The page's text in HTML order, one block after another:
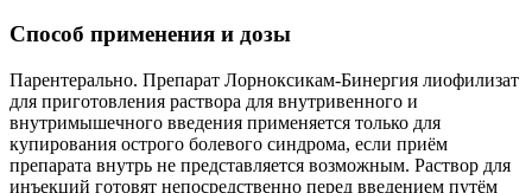
Способ применения и дозы
Парентерально. Препарат Лорноксикам-Бинергия лиофилизат
для приготовления раствора для внутривенного и
внутримышечного введения применяется только для
купирования острого болевого синдрома, если приём
препарата внутрь не представляется возможным. Раствор для
инъекций готовят непосредственно перед введением путём